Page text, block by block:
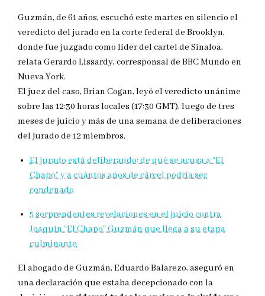
Guzmán, de 61 años, escuchó este martes en silencio el
veredicto del jurado en la corte federal de Brooklyn,
donde fue juzgado como líder del cartel de Sinaloa,
relata Gerardo Lissardy, corresponsal de BBC Mundo en
Nueva York.
El juez del caso, Brian Cogan, leyó el veredicto unánime
sobre las 12:30 horas locales (17:30 GMT), luego de tres
meses de juicio y más de una semana de deliberaciones
del jurado de 12 miembros.
El jurado está deliberando: de qué se acusa a “El
Chapo” y a cuántos años de cárcel podría ser
condenado
5 sorprendentes revelaciones en el juicio contra
Joaquín “El Chapo” Guzmán que llega a su etapa
culminante
El abogado de Guzmán, Eduardo Balarezo, aseguró en
una declaración que estaba decepcionado con la